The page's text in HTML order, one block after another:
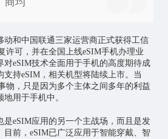
商均
动和中国联通三家运营商正式获得工信
许可，并在全国上线eSIM手机办理业
对eSIM技术全面用于手机的高度期待成
支持eSIM，相关机型将陆续上市。当
物，只是因为多个主体之间多年的利益
用于手机中。
是eSIM应用的另一个主战场，而且是发
目前，eSIM已广泛应用于智能穿戴、智